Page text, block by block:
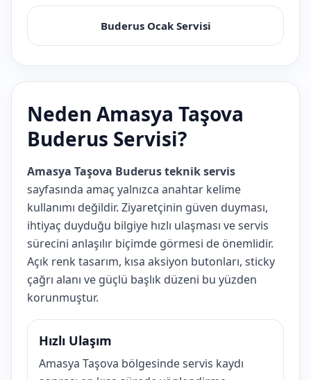
Buderus Ocak Servisi
Neden Amasya Taşova
Buderus Servisi?
Amasya Taşova Buderus teknik servis
sayfasında amaç yalnızca anahtar kelime
kullanımı değildir. Ziyaretçinin güven duyması,
ihtiyaç duyduğu bilgiye hızlı ulaşması ve servis
sürecini anlaşılır biçimde görmesi de önemlidir.
Açık renk tasarım, kısa aksiyon butonları, sticky
çağrı alanı ve güçlü başlık düzeni bu yüzden
korunmuştur.
Hızlı Ulaşım
Amasya Taşova bölgesinde servis kaydı